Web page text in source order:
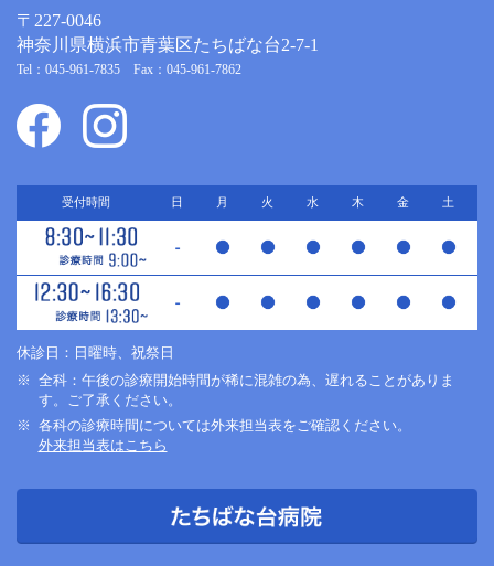
〒227-0046
神奈川県横浜市青葉区たちばな台2-7-1
Tel：045-961-7835 Fax：045-961-7862
受付時間 日 月 火 水 木 金 土
休診日：日曜時、祝祭日
全科：午後の診療開始時間が稀に混雑の為、遅れることがありま
す。ご了承ください。
各科の診療時間については外来担当表をご確認ください。
外来担当表はこちら